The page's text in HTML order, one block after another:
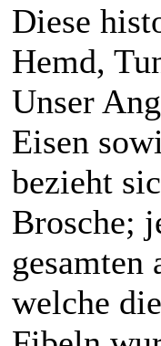
Diese
Hemd,
Unser
Eisen
bezieht
Brosche;
welche